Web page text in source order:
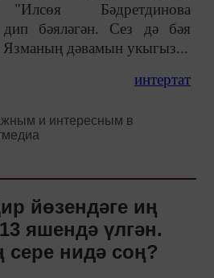
Бәдретдинова
бәяләгән. Сез дә бәя
Язманың дәвамын укыгыз...
интертат
и интересным в
йөзендәге иң
яшендә үлгән.
сере нидә соң?